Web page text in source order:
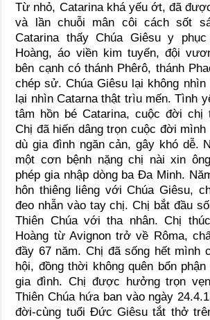
Từ nhỏ, Catarina khá yếu ớt, đã
và lần chuỗi mân côi cách sốt
Catarina thấy Chúa Giêsu y
Hoàng, áo viền kim tuyến, đội
bên cạnh có thánh Phêrô, thánh
chép sử. Chúa Giêsu lại không
lại nhìn Catarna thật trìu mến. Tình
tâm hồn bé Catarina, cuộc đời chị
Chị đã hiến dâng trọn cuộc đời mình
dù gia đình ngăn cản, gây khó dễ.
một cơn bệnh nặng chị nài xin
phép gia nhập dòng ba Đa Minh.
hôn thiêng liêng với Chúa Giêsu,
đeo nhẫn vào tay chị. Chị bắt đầu
Thiên Chúa với tha nhân. Chị
Hoàng từ Avignon trở về Rôma,
đầy 67 năm. Chị đã sống hết mình
hội, đồng thời không quên bổn
gia đình. Chị được hưởng trọn
Thiên Chúa hứa ban vào ngày
đời-cùng tuổi Đức Giêsu tắt thở